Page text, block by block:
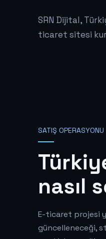
SRN Dijital,
ticaret sitesi
SATIŞ OPERASYONU
nasıl
E-ticaret projesi
güncelleneceği,